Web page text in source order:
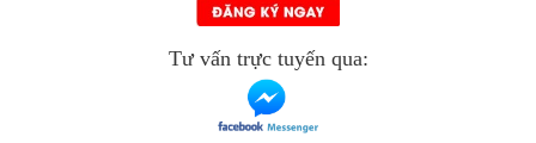
Tư vấn trực tuyến qua: